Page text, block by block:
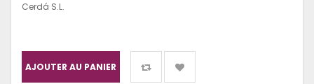
Cerdá S.L.
AJOUTER AU PANIER